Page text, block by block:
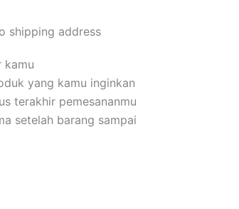
shipping address
kamu
yang kamu inginkan
terakhir pemesananmu
setelah barang sampai